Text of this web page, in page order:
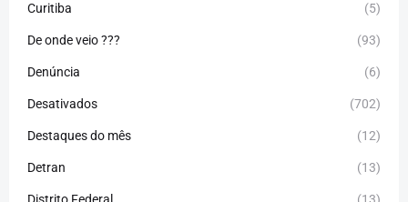
Curitiba (5)
De onde veio ??? (93)
Denúncia (6)
Desativados (702)
Destaques do mês (12)
Detran (13)